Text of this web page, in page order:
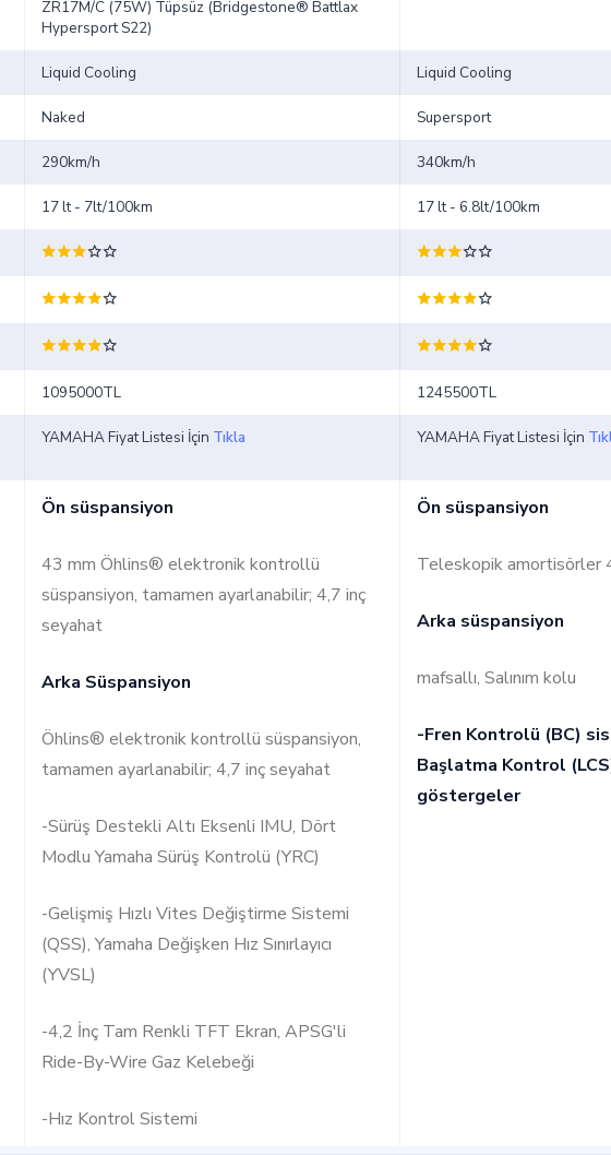
ZR17M/C (75W) Tüpsüz (Bridgestone® Battlax
Hypersport S22)
Liquid Cooling Liquid Cooling
Naked Supersport
290km/h 340km/h
17 lt - 7lt/100km 17 lt - 6.8lt/100km
1095000TL 1245500TL
YAMAHA Fiyat Listesi İçin Tıkla YAMAHA Fiyat Listesi İçin
Ön süspansiyon
43 mm Öhlins® elektronik kontrollü
süspansiyon, tamamen ayarlanabilir; 4,7 inç
seyahat
Arka Süspansiyon
Öhlins® elektronik kontrollü süspansiyon,
tamamen ayarlanabilir; 4,7 inç seyahat
-Sürüş Destekli Altı Eksenli IMU, Dört
Modlu Yamaha Sürüş Kontrolü (YRC)
-Gelişmiş Hızlı Vites Değiştirme Sistemi
(QSS), Yamaha Değişken Hız Sınırlayıcı
(YVSL)
-4,2 İnç Tam Renkli TFT Ekran, APSG'li
Ride-By-Wire Gaz Kelebeği
-Hız Kontrol Sistemi
Ön süspansiyon
Teleskopik amortisörler
Arka süspansiyon
mafsallı, Salınım kolu
-Fren Kontrolü (BC)
Başlatma Kontrol
göstergeler